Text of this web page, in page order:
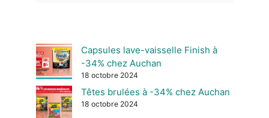
Capsules lave-vaisselle Finish à
-34% chez Auchan
18 octobre 2024
Têtes brulées à -34% chez Auchan
18 octobre 2024